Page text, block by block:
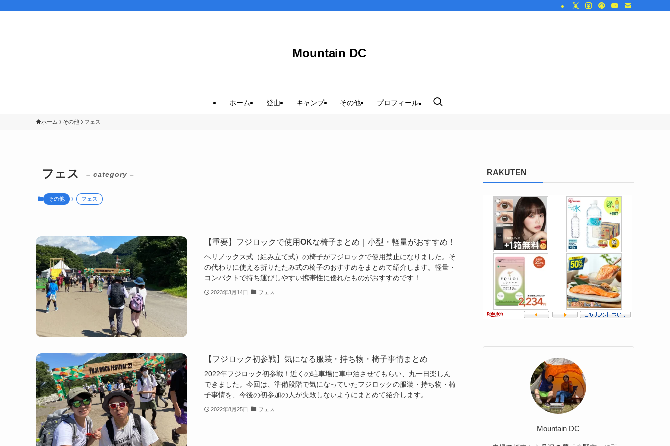
Mountain DC
ホーム 登山 キャンプ その他 プロフィール
ホーム その他 フェス
フェス – category –
その他 フェス
【重要】フジロックで使用OKな椅子まとめ｜小型・軽量がおすすめ！
ヘリノックス式（組み立て式）の椅子がフジロックで使用禁止になりました。そ
の代わりに使える折りたたみ式の椅子のおすすめをまとめて紹介します。軽量・
コンパクトで持ち運びしやすい携帯性に優れたものがおすすめです！
2023年3月14日 フェス
【フジロック初参戦】気になる服装・持ち物・椅子事情まとめ
2022年フジロック初参戦！近くの駐車場に車中泊させてもらい、丸一日楽しん
できました。今回は、準備段階で気になっていたフジロックの服装・持ち物・椅
子事情を、今後の初参加の人が失敗しないようにまとめて紹介します。
2022年8月25日 フェス
RAKUTEN
Mountain DC